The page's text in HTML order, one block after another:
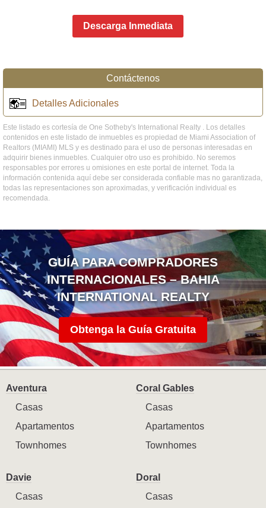
Descarga Inmediata
Contáctenos
Detalles Adicionales
Este listado es cortesía de One Sotheby's International Realty . Los detalles
contenidos en este listado de inmuebles es propiedad de Miami Association of
Realtors (MIAMI) MLS y es destinado para el uso de personas interesadas en
adquirir bienes inmuebles. Cualquier otro uso es prohibido. No seremos
responsables por errores u omisiones en este portal de internet. Toda la
información contenida aquí debe ser considerada confiable mas no garantizada,
todas las representaciones son aproximadas, y verificación individual es
recomendada.
GUÍA PARA COMPRADORES
INTERNACIONALES – BAHIA
INTERNATIONAL REALTY
Obtenga la Guía Gratuita
Aventura
Casas
Apartamentos
Townhomes
Coral Gables
Casas
Apartamentos
Townhomes
Davie
Casas
Doral
Casas